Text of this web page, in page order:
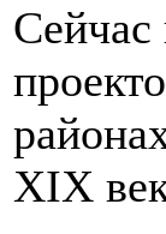
Сейчас
XIX